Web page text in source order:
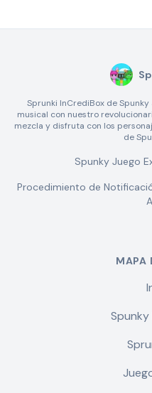
Sprunki InCrediBox de
musical con nuestro
mezcla y disfruta con los
de
Spunky Juego
Procedimiento de
MAPA
Spunky